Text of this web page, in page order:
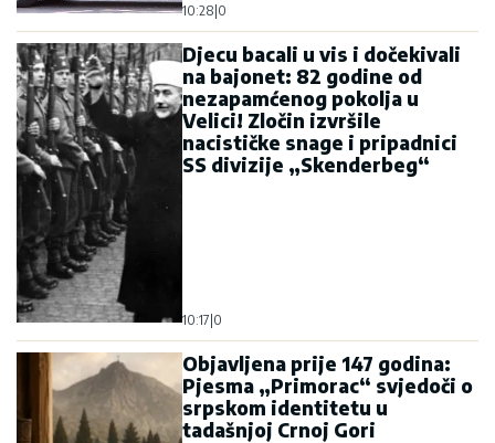
10:28 0
Djecu bacali u vis i dočekivali
na bajonet: 82 godine od
nezapamćenog pokolja u
Velici! Zločin izvršile
nacističke snage i pripadnici
SS divizije „Skenderbeg“
10:17 0
Objavljena prije 147 godina:
Pjesma „Primorac“ svjedoči o
srpskom identitetu u
tadašnjoj Crnoj Gori